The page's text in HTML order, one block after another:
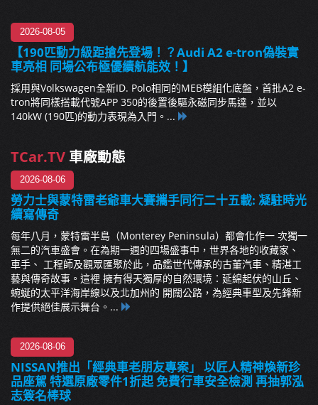
2026-08-05
【190匹動力級距搶先登場！？Audi A2 e-tron偽裝實
車亮相 同場公布極優續航能效！】
採用與Volkswagen全新ID. Polo相同的MEB模組化底盤，首批A2 e-
tron將同樣搭載代號APP 350的後置後驅永磁同步馬達，並以
140kW (190匹)的動力表現為入門。...
TCar.TV 車廠動態
2026-08-06
勞力士與蒙特雷老爺車大賽攜手同行二十五載: 凝駐時光
續寫傳奇
每年八月，蒙特雷半島（Monterey Peninsula）都會化作一 次獨一
無二的汽車盛會。在為期一週的四場盛事中，世界各地的收藏家、
車手、 工程師及觀眾匯聚於此，品鑑世代傳承的古董汽車、精湛工
藝與傳奇故事。這裡 擁有得天獨厚的自然環境：延綿起伏的山丘、
蜿蜒的太平洋海岸線以及北加州的 開闊公路，為經典車型及先鋒新
作提供絕佳展示舞台。...
2026-08-06
NISSAN推出「經典車老朋友專案」 以匠人精神煥新珍
品座駕 特選原廠零件1折起 免費行車安全檢測 再抽郭泓
志簽名棒球